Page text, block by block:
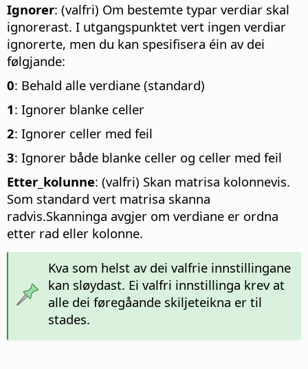
Ignorer: (valfri) Om bestemte typar verdiar skal
ignorerast. I utgangspunktet vert ingen verdiar
ignorerte, men du kan spesifisera éin av dei
følgjande:
0: Behald alle verdiane (standard)
1: Ignorer blanke celler
2: Ignorer celler med feil
3: Ignorer både blanke celler og celler med feil
Etter_kolunne: (valfri) Skan matrisa kolonnevis.
Som standard vert matrisa skanna
radvis.Skanninga avgjer om verdiane er ordna
etter rad eller kolonne.
Kva som helst av dei valfrie innstillingane
kan sløydast. Ei valfri innstillinga krev at
alle dei føregåande skiljeteikna er til
stades.